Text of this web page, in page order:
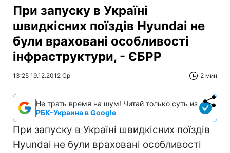
При запуску в Україні
швидкісних поїздів Hyundai не
були враховані особливості
інфраструктури, - ЄБРР
13:25 19.12.2012 Ср 2 мин
Не трать время на шум! Читай только суть из
РБК-Украина в Google
При запуску в Україні швидкісних поїздів
Hyundai не були враховані особливості